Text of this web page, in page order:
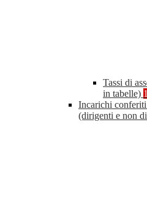
Tassi di
in tabelle)
Incarichi
(dirigenti e non